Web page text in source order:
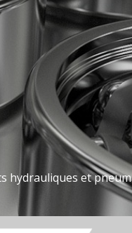
hydrauliques et